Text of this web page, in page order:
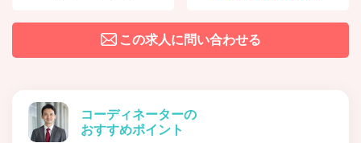
この求人に問い合わせる
コーディネーターの
おすすめポイント